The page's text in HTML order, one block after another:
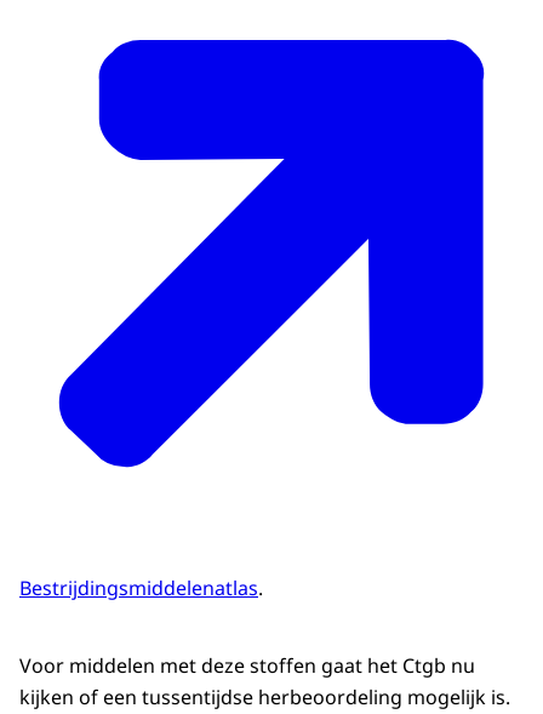
Bestrijdingsmiddelenatlas.
Voor middelen met deze stoffen gaat het Ctgb nu
kijken of een tussentijdse herbeoordeling mogelijk is.